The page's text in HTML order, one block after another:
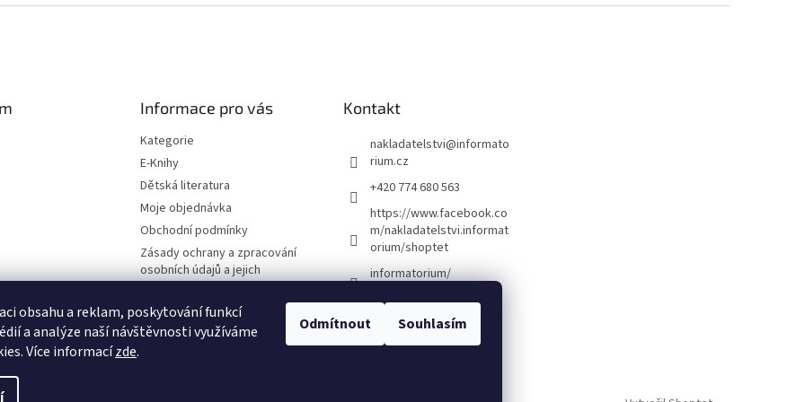
obsahu a reklam, poskytování funkcí
a analýze naší návštěvnosti využíváme
Více informacízde.
Odmítnout Souhlasím
Informace pro vás
Kategorie
E-Knihy
Dětská literatura
Moje objednávka
Obchodní podmínky
Zásady ochrany a zpracování
osobních údajů a jejich
O nás
Kontakty
Kontakt
nakladatelstvi@informato
rium.cz
+420 774 680 563
https://www.facebook.co
m/nakladatelstvi.informat
orium/shoptet
informatorium/